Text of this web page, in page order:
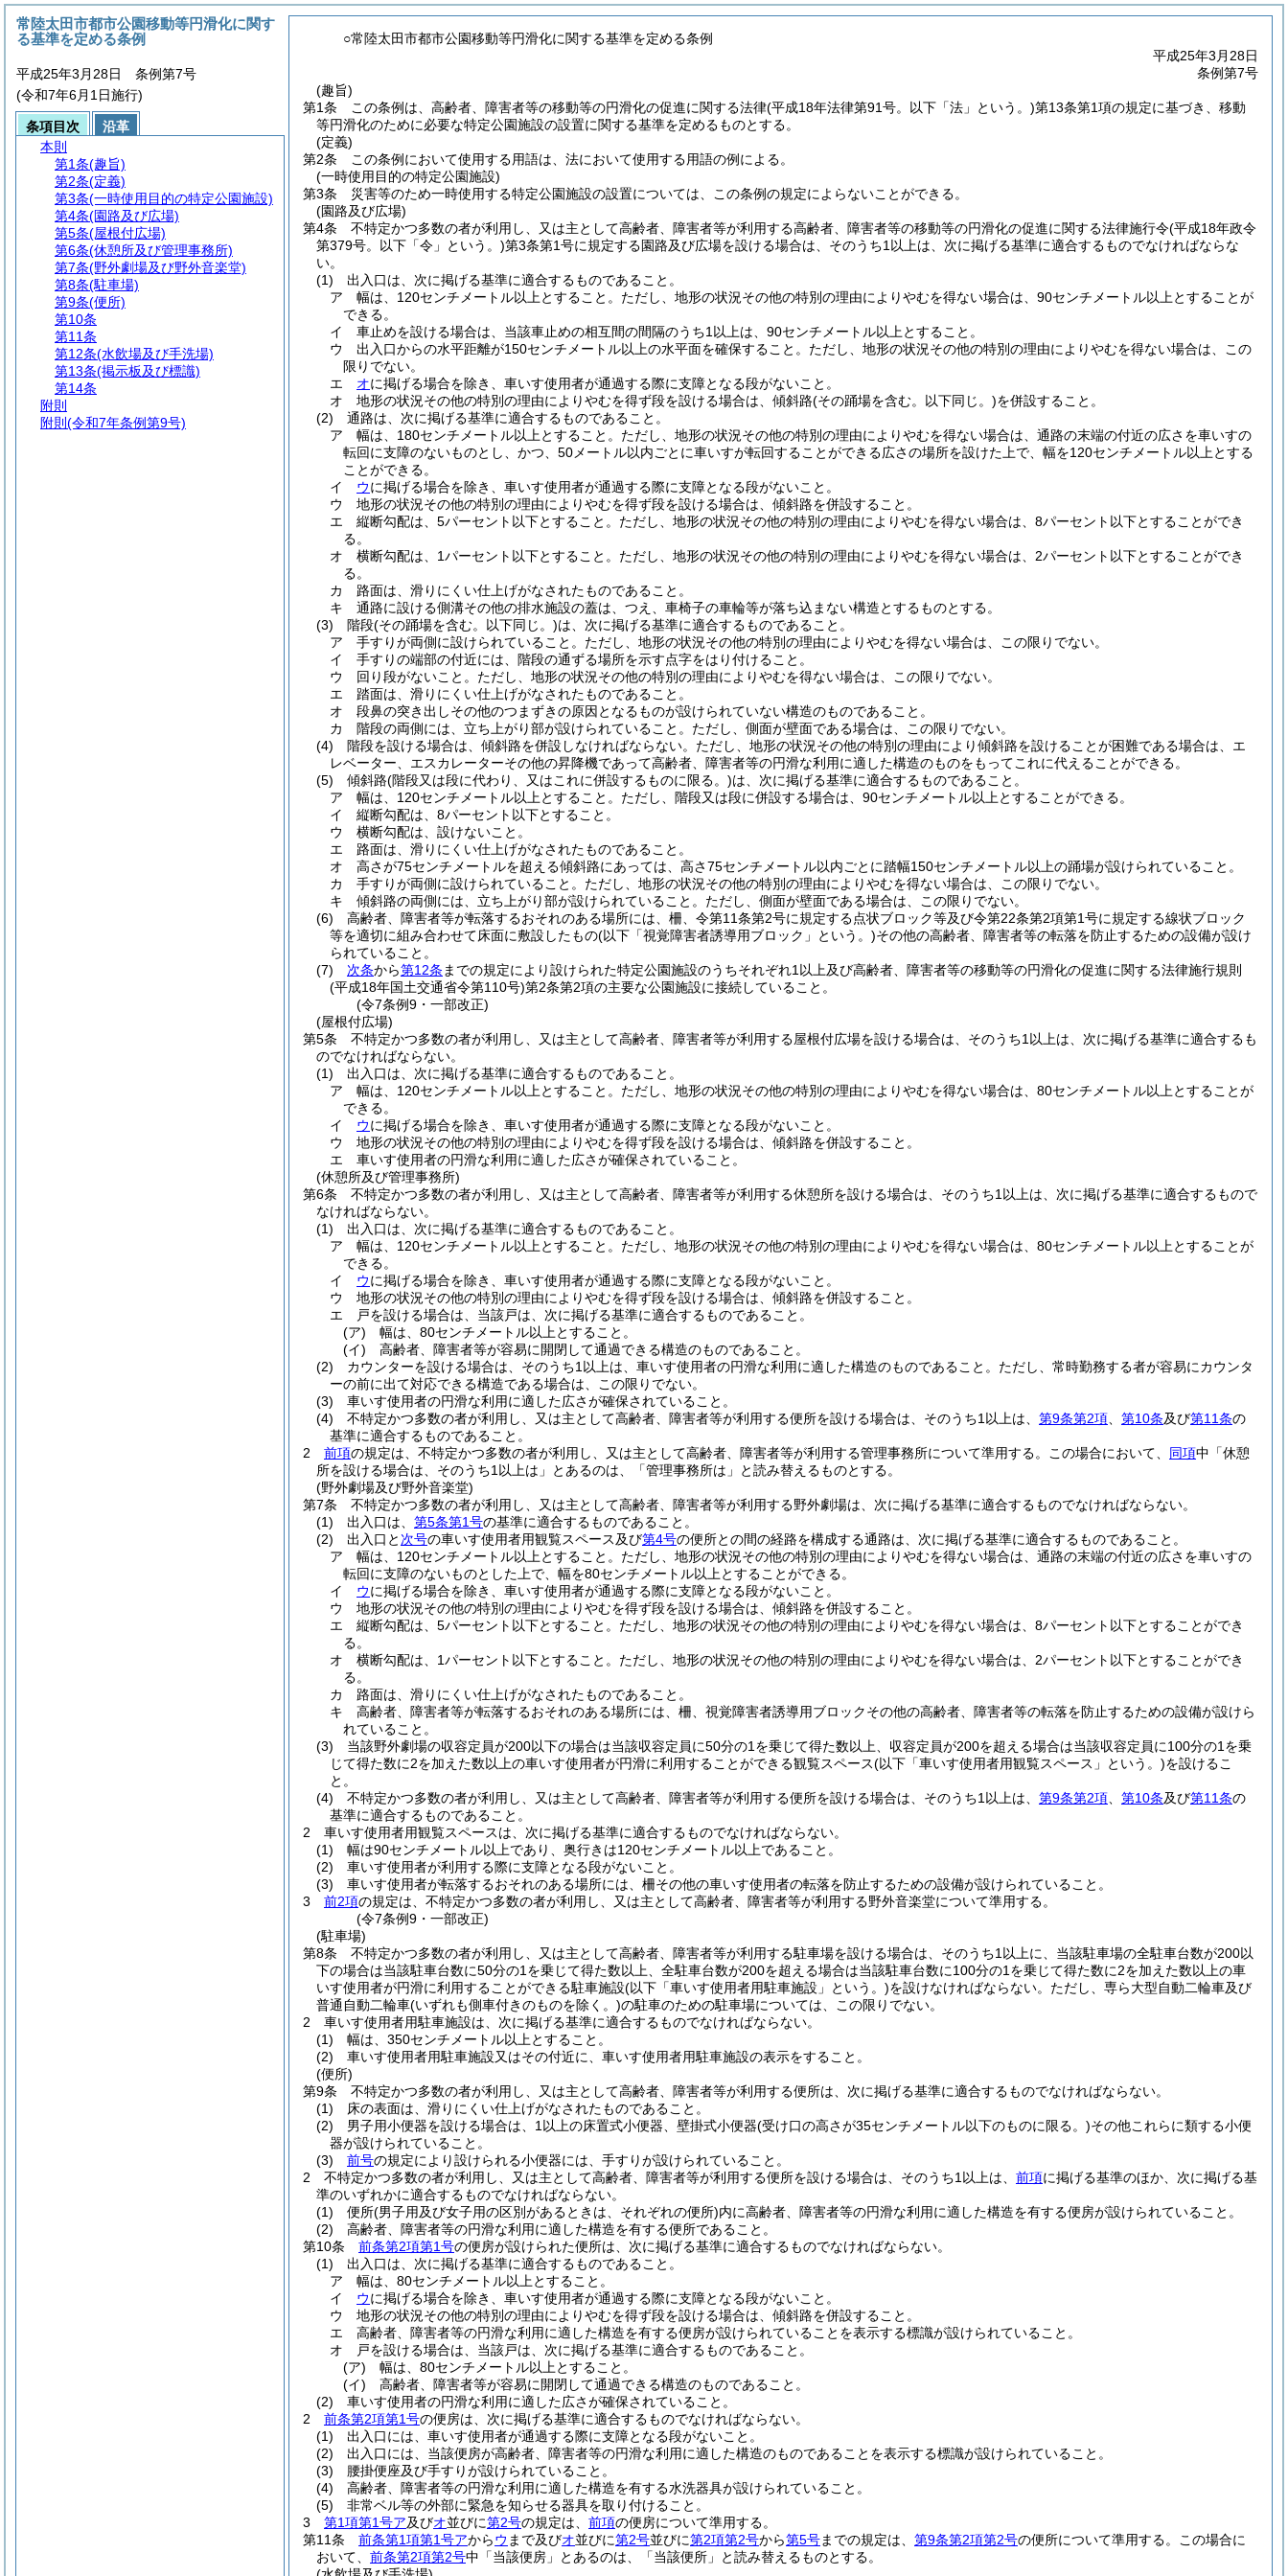
○常陸太田市都市公園移動等円滑化に関する基準を定める条例
平成25年3月28日
条例第7号
(趣旨)
第1条
この条例は、高齢者、障害者等の移動等の円滑化の促進に関する法律(平成18年法律第91号。以下「法」という。)第13条第1項の規定に基づき、移動
等円滑化のために必要な特定公園施設の設置に関する基準を定めるものとする。
(定義)
第2条
この条例において使用する用語は、法において使用する用語の例による。
(一時使用目的の特定公園施設)
第3条
災害等のため一時使用する特定公園施設の設置については、この条例の規定によらないことができる。
(園路及び広場)
第4条
不特定かつ多数の者が利用し、又は主として高齢者、障害者等が利用する高齢者、障害者等の移動等の円滑化の促進に関する法律施行令(平成18年政令
第379号。以下「令」という。)第3条第1号に規定する園路及び広場を設ける場合は、そのうち1以上は、次に掲げる基準に適合するものでなければならな
い。
(1)
出入口は、次に掲げる基準に適合するものであること。
ア
幅は、120センチメートル以上とすること。 ただし、地形の状況その他の特別の理由によりやむを得ない場合は、90センチメートル以上とすることが
できる。
イ
車止めを設ける場合は、当該車止めの相互間の間隔のうち1以上は、90センチメートル以上とすること。
ウ
出入口からの水平距離が150センチメートル以上の水平面を確保すること。 ただし、地形の状況その他の特別の理由によりやむを得ない場合は、この
限りでない。
エ
オに掲げる場合を除き、車いす使用者が通過する際に支障となる段がないこと。
オ
地形の状況その他の特別の理由によりやむを得ず段を設ける場合は、傾斜路(その踊場を含む。以下同じ。)を併設すること。
(2)
通路は、次に掲げる基準に適合するものであること。
ア
幅は、180センチメートル以上とすること。 ただし、地形の状況その他の特別の理由によりやむを得ない場合は、通路の末端の付近の広さを車いすの
転回に支障のないものとし、かつ、50メートル以内ごとに車いすが転回することができる広さの場所を設けた上で、幅を120センチメートル以上とする
ことができる。
イ
ウに掲げる場合を除き、車いす使用者が通過する際に支障となる段がないこと。
ウ
地形の状況その他の特別の理由によりやむを得ず段を設ける場合は、傾斜路を併設すること。
エ
縦断勾配は、5パーセント以下とすること。 ただし、地形の状況その他の特別の理由によりやむを得ない場合は、8パーセント以下とすることができ
る。
オ
横断勾配は、1パーセント以下とすること。 ただし、地形の状況その他の特別の理由によりやむを得ない場合は、2パーセント以下とすることができ
る。
カ
路面は、滑りにくい仕上げがなされたものであること。
キ
通路に設ける側溝その他の排水施設の蓋は、つえ、車椅子の車輪等が落ち込まない構造とするものとする。
(3)
階段(その踊場を含む。以下同じ。)は、次に掲げる基準に適合するものであること。
ア
手すりが両側に設けられていること。 ただし、地形の状況その他の特別の理由によりやむを得ない場合は、この限りでない。
イ
手すりの端部の付近には、階段の通ずる場所を示す点字をはり付けること。
ウ
回り段がないこと。 ただし、地形の状況その他の特別の理由によりやむを得ない場合は、この限りでない。
エ
踏面は、滑りにくい仕上げがなされたものであること。
オ
段鼻の突き出しその他のつまずきの原因となるものが設けられていない構造のものであること。
カ
階段の両側には、立ち上がり部が設けられていること。 ただし、側面が壁面である場合は、この限りでない。
(4)
階段を設ける場合は、傾斜路を併設しなければならない。 ただし、地形の状況その他の特別の理由により傾斜路を設けることが困難である場合は、エ
レベーター、エスカレーターその他の昇降機であって高齢者、障害者等の円滑な利用に適した構造のものをもってこれに代えることができる。
(5)
傾斜路(階段又は段に代わり、又はこれに併設するものに限る。)は、次に掲げる基準に適合するものであること。
ア
幅は、120センチメートル以上とすること。 ただし、階段又は段に併設する場合は、90センチメートル以上とすることができる。
イ
縦断勾配は、8パーセント以下とすること。
ウ
横断勾配は、設けないこと。
エ
路面は、滑りにくい仕上げがなされたものであること。
オ
高さが75センチメートルを超える傾斜路にあっては、高さ75センチメートル以内ごとに踏幅150センチメートル以上の踊場が設けられていること。
カ
手すりが両側に設けられていること。 ただし、地形の状況その他の特別の理由によりやむを得ない場合は、この限りでない。
キ
傾斜路の両側には、立ち上がり部が設けられていること。 ただし、側面が壁面である場合は、この限りでない。
(6)
高齢者、障害者等が転落するおそれのある場所には、柵、令第11条第2号に規定する点状ブロック等及び令第22条第2項第1号に規定する線状ブロック
等を適切に組み合わせて床面に敷設したもの(以下「視覚障害者誘導用ブロック」という。)その他の高齢者、障害者等の転落を防止するための設備が設け
られていること。
(7)
次条から第12条 までの規定により設けられた特定公園施設のうちそれぞれ1以上及び高齢者、障害者等の移動等の円滑化の促進に関する法律施行規則
(平成18年国土交通省令第110号)第2条第2項の主要な公園施設に接続していること。
(令7条例9・一部改正)
(屋根付広場)
第5条
不特定かつ多数の者が利用し、又は主として高齢者、障害者等が利用する屋根付広場を設ける場合は、そのうち1以上は、次に掲げる基準に適合するも
のでなければならない。
(1)
出入口は、次に掲げる基準に適合するものであること。
ア
幅は、120センチメートル以上とすること。 ただし、地形の状況その他の特別の理由によりやむを得ない場合は、80センチメートル以上とすることが
できる。
イ
ウに掲げる場合を除き、車いす使用者が通過する際に支障となる段がないこと。
ウ
地形の状況その他の特別の理由によりやむを得ず段を設ける場合は、傾斜路を併設すること。
エ
車いす使用者の円滑な利用に適した広さが確保されていること。
(休憩所及び管理事務所)
第6条
不特定かつ多数の者が利用し、又は主として高齢者、障害者等が利用する休憩所を設ける場合は、そのうち1以上は、次に掲げる基準に適合するもので
なければならない。
(1)
出入口は、次に掲げる基準に適合するものであること。
ア
幅は、120センチメートル以上とすること。 ただし、地形の状況その他の特別の理由によりやむを得ない場合は、80センチメートル以上とすることが
できる。
イ
ウに掲げる場合を除き、車いす使用者が通過する際に支障となる段がないこと。
ウ
地形の状況その他の特別の理由によりやむを得ず段を設ける場合は、傾斜路を併設すること。
エ
戸を設ける場合は、当該戸は、次に掲げる基準に適合するものであること。
(ア)
幅は、80センチメートル以上とすること。
(イ)
高齢者、障害者等が容易に開閉して通過できる構造のものであること。
(2)
カウンターを設ける場合は、そのうち1以上は、車いす使用者の円滑な利用に適した構造のものであること。 ただし、常時勤務する者が容易にカウンタ
ーの前に出て対応できる構造である場合は、この限りでない。
(3)
車いす使用者の円滑な利用に適した広さが確保されていること。
(4)
不特定かつ多数の者が利用し、又は主として高齢者、障害者等が利用する便所を設ける場合は、そのうち1以上は、 第9条第2項 第10条及び第11条の
基準に適合するものであること。
2
前項の規定は、不特定かつ多数の者が利用し、又は主として高齢者、障害者等が利用する管理事務所について準用する。 この場合において、 同項中「休憩
所を設ける場合は、そのうち1以上は」とあるのは、「管理事務所は」と読み替えるものとする。
(野外劇場及び野外音楽堂)
第7条
不特定かつ多数の者が利用し、又は主として高齢者、障害者等が利用する野外劇場は、次に掲げる基準に適合するものでなければならない。
(1)
出入口は、 第5条第1号の基準に適合するものであること。
(2)
出入口と 次号の車いす使用者用観覧スペース及び第4号の便所との間の経路を構成する通路は、次に掲げる基準に適合するものであること。
ア
幅は、120センチメートル以上とすること。 ただし、地形の状況その他の特別の理由によりやむを得ない場合は、通路の末端の付近の広さを車いすの
転回に支障のないものとした上で、幅を80センチメートル以上とすることができる。
イ
ウに掲げる場合を除き、車いす使用者が通過する際に支障となる段がないこと。
ウ
地形の状況その他の特別の理由によりやむを得ず段を設ける場合は、傾斜路を併設すること。
エ
縦断勾配は、5パーセント以下とすること。 ただし、地形の状況その他の特別の理由によりやむを得ない場合は、8パーセント以下とすることができ
る。
オ
横断勾配は、1パーセント以下とすること。 ただし、地形の状況その他の特別の理由によりやむを得ない場合は、2パーセント以下とすることができ
る。
カ
路面は、滑りにくい仕上げがなされたものであること。
キ
高齢者、障害者等が転落するおそれのある場所には、柵、視覚障害者誘導用ブロックその他の高齢者、障害者等の転落を防止するための設備が設けら
れていること。
(3)
当該野外劇場の収容定員が200以下の場合は当該収容定員に50分の1を乗じて得た数以上、収容定員が200を超える場合は当該収容定員に100分の1を乗
じて得た数に2を加えた数以上の車いす使用者が円滑に利用することができる観覧スペース(以下「車いす使用者用観覧スペース」という。)を設けるこ
と。
(4)
不特定かつ多数の者が利用し、又は主として高齢者、障害者等が利用する便所を設ける場合は、そのうち1以上は、 第9条第2項 第10条及び第11条の
基準に適合するものであること。
2
車いす使用者用観覧スペースは、次に掲げる基準に適合するものでなければならない。
(1)
幅は90センチメートル以上であり、奥行きは120センチメートル以上であること。
(2)
車いす使用者が利用する際に支障となる段がないこと。
(3)
車いす使用者が転落するおそれのある場所には、柵その他の車いす使用者の転落を防止するための設備が設けられていること。
3
前2項の規定は、不特定かつ多数の者が利用し、又は主として高齢者、障害者等が利用する野外音楽堂について準用する。
(令7条例9・一部改正)
(駐車場)
第8条
不特定かつ多数の者が利用し、又は主として高齢者、障害者等が利用する駐車場を設ける場合は、そのうち1以上に、当該駐車場の全駐車台数が200以
下の場合は当該駐車台数に50分の1を乗じて得た数以上、全駐車台数が200を超える場合は当該駐車台数に100分の1を乗じて得た数に2を加えた数以上の車
いす使用者が円滑に利用することができる駐車施設(以下「車いす使用者用駐車施設」という。)を設けなければならない。 ただし、専ら大型自動二輪車及び
普通自動二輪車(いずれも側車付きのものを除く。)の駐車のための駐車場については、この限りでない。
2
車いす使用者用駐車施設は、次に掲げる基準に適合するものでなければならない。
(1)
幅は、350センチメートル以上とすること。
(2)
車いす使用者用駐車施設又はその付近に、車いす使用者用駐車施設の表示をすること。
(便所)
第9条
不特定かつ多数の者が利用し、又は主として高齢者、障害者等が利用する便所は、次に掲げる基準に適合するものでなければならない。
(1)
床の表面は、滑りにくい仕上げがなされたものであること。
(2)
男子用小便器を設ける場合は、1以上の床置式小便器、壁掛式小便器(受け口の高さが35センチメートル以下のものに限る。)その他これらに類する小便
器が設けられていること。
(3)
前号の規定により設けられる小便器には、手すりが設けられていること。
2
不特定かつ多数の者が利用し、又は主として高齢者、障害者等が利用する便所を設ける場合は、そのうち1以上は、 前項に掲げる基準のほか、次に掲げる基
準のいずれかに適合するものでなければならない。
(1)
便所(男子用及び女子用の区別があるときは、それぞれの便所)内に高齢者、障害者等の円滑な利用に適した構造を有する便房が設けられていること。
(2)
高齢者、障害者等の円滑な利用に適した構造を有する便所であること。
第10条
前条第2項第1号の便房が設けられた便所は、次に掲げる基準に適合するものでなければならない。
(1)
出入口は、次に掲げる基準に適合するものであること。
ア
幅は、80センチメートル以上とすること。
イ
ウに掲げる場合を除き、車いす使用者が通過する際に支障となる段がないこと。
ウ
地形の状況その他の特別の理由によりやむを得ず段を設ける場合は、傾斜路を併設すること。
エ
高齢者、障害者等の円滑な利用に適した構造を有する便房が設けられていることを表示する標識が設けられていること。
オ
戸を設ける場合は、当該戸は、次に掲げる基準に適合するものであること。
(ア)
幅は、80センチメートル以上とすること。
(イ)
高齢者、障害者等が容易に開閉して通過できる構造のものであること。
(2)
車いす使用者の円滑な利用に適した広さが確保されていること。
2
前条第2項第1号の便房は、次に掲げる基準に適合するものでなければならない。
(1)
出入口には、車いす使用者が通過する際に支障となる段がないこと。
(2)
出入口には、当該便房が高齢者、障害者等の円滑な利用に適した構造のものであることを表示する標識が設けられていること。
(3)
腰掛便座及び手すりが設けられていること。
(4)
高齢者、障害者等の円滑な利用に適した構造を有する水洗器具が設けられていること。
(5)
非常ベル等の外部に緊急を知らせる器具を取り付けること。
3
第1項第1号ア及びオ並びに第2号の規定は、 前項の便房について準用する。
第11条
前条第1項第1号アからウ まで及びオ並びに第2号並びに第2項第2号から第5号までの規定は、 第9条第2項第2号の便所について準用する。
この場合に
おいて、 前条第2項第2号中「当該便房」とあるのは、「当該便所」と読み替えるものとする。
常陸太田市都市公園移動等円滑化に関す
る基準を定める条例
平成25年3月28日 条例第7号
(令和7年6月1日施行)
条項目次
沿革
本則
第1条(趣旨)
第2条(定義)
第3条(一時使用目的の特定公園施設)
第4条(園路及び広場)
第5条(屋根付広場)
第6条(休憩所及び管理事務所)
第7条(野外劇場及び野外音楽堂)
第8条(駐車場)
第9条(便所)
第10条
第11条
第12条(水飲場及び手洗場)
第13条(掲示板及び標識)
第14条
附則
附則 (令和7年条例第9号)